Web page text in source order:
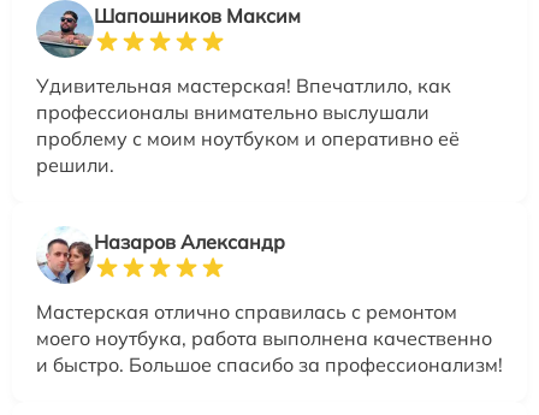
Шапошников Максим
Удивительная мастерская! Впечатлило, как
профессионалы внимательно выслушали
проблему с моим ноутбуком и оперативно её
решили.
Назаров Александр
Мастерская отлично справилась с ремонтом
моего ноутбука, работа выполнена качественно
и быстро. Большое спасибо за профессионализм!